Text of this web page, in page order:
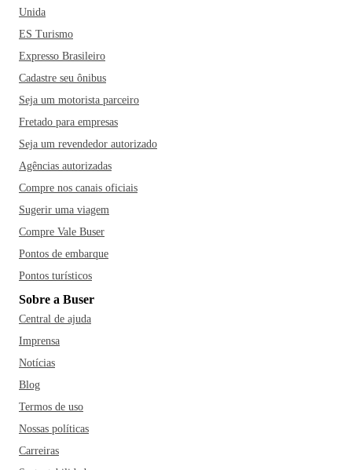
Unida
ES Turismo
Expresso Brasileiro
Cadastre seu ônibus
Seja um motorista parceiro
Fretado para empresas
Seja um revendedor autorizado
Agências autorizadas
Compre nos canais oficiais
Sugerir uma viagem
Compre Vale Buser
Pontos de embarque
Pontos turísticos
Sobre a Buser
Central de ajuda
Imprensa
Notícias
Blog
Termos de uso
Nossas políticas
Carreiras